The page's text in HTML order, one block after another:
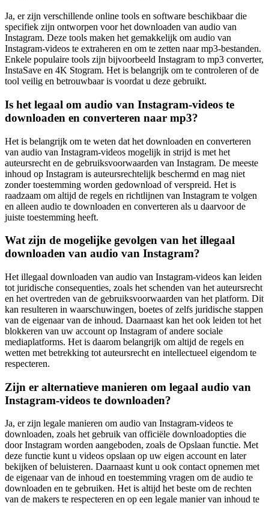
Ja, er zijn verschillende online tools en software beschikbaar die
specifiek zijn ontworpen voor het downloaden van audio van
Instagram. Deze tools maken het gemakkelijk om audio van
Instagram-videos te extraheren en om te zetten naar mp3-bestanden.
Enkele populaire tools zijn bijvoorbeeld Instagram to mp3 converter,
InstaSave en 4K Stogram. Het is belangrijk om te controleren of de
tool veilig en betrouwbaar is voordat u deze gebruikt.
Is het legaal om audio van Instagram-videos te
downloaden en converteren naar mp3?
Het is belangrijk om te weten dat het downloaden en converteren
van audio van Instagram-videos mogelijk in strijd is met het
auteursrecht en de gebruiksvoorwaarden van Instagram. De meeste
inhoud op Instagram is auteursrechtelijk beschermd en mag niet
zonder toestemming worden gedownload of verspreid. Het is
raadzaam om altijd de regels en richtlijnen van Instagram te volgen
en alleen audio te downloaden en converteren als u daarvoor de
juiste toestemming heeft.
Wat zijn de mogelijke gevolgen van het illegaal
downloaden van audio van Instagram?
Het illegaal downloaden van audio van Instagram-videos kan leiden
tot juridische consequenties, zoals het schenden van het auteursrecht
en het overtreden van de gebruiksvoorwaarden van het platform. Dit
kan resulteren in waarschuwingen, boetes of zelfs juridische stappen
van de eigenaar van de inhoud. Daarnaast kan het ook leiden tot het
blokkeren van uw account op Instagram of andere sociale
mediaplatforms. Het is daarom belangrijk om altijd de regels en
wetten met betrekking tot auteursrecht en intellectueel eigendom te
respecteren.
Zijn er alternatieve manieren om legaal audio van
Instagram-videos te downloaden?
Ja, er zijn legale manieren om audio van Instagram-videos te
downloaden, zoals het gebruik van officiële downloadopties die
door Instagram worden aangeboden, zoals de Opslaan functie. Met
deze functie kunt u videos opslaan op uw eigen account en later
bekijken of beluisteren. Daarnaast kunt u ook contact opnemen met
de eigenaar van de inhoud en toestemming vragen om de audio te
downloaden en te gebruiken. Het is altijd het beste om de rechten
van de makers te respecteren en op een legale manier van inhoud te